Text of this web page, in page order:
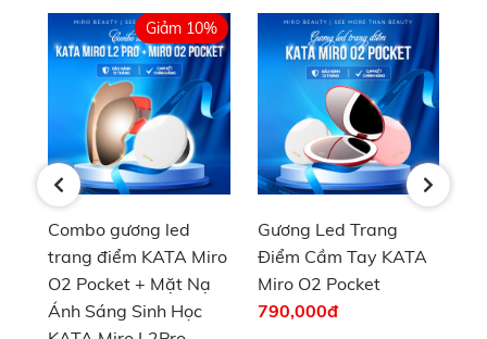
Gương Led Trang
Điểm Cầm Tay KATA
Miro O2 Pocket
790,000đ
Combo 2 gương Led
Trang Điểm Cầm Tay
KATA Miro O2 Pocket
1,422,000
Giảm 10%